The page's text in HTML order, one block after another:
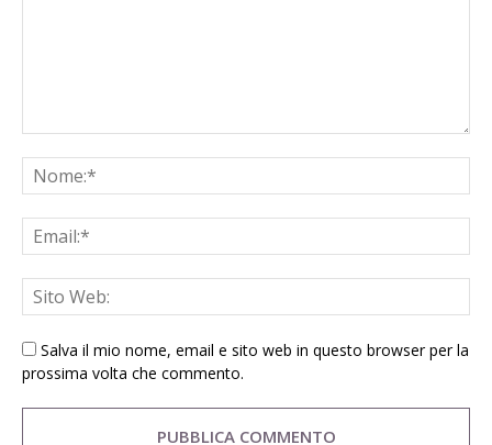
Salva il mio nome, email e sito web in questo browser per la
prossima volta che commento.